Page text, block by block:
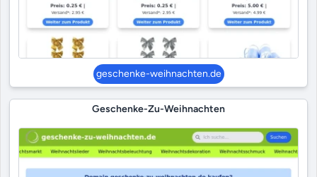
geschenke-weihnachten.de
Geschenke-Zu-Weihnachten